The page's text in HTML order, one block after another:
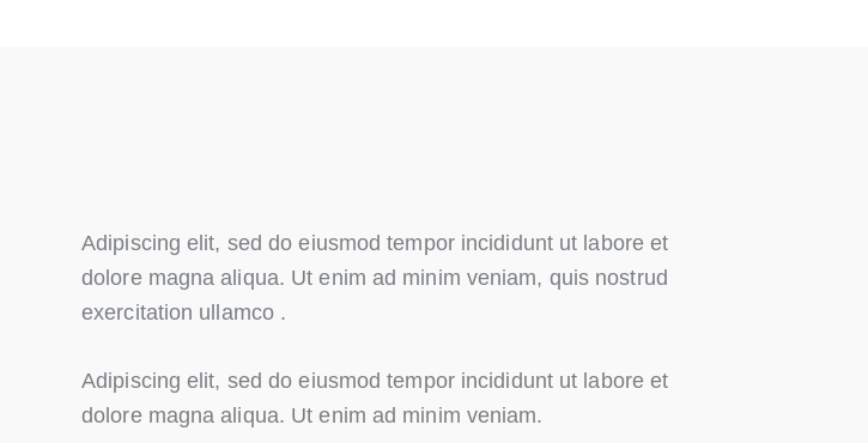
Adipiscing elit, sed do eiusmod tempor incididunt ut labore et
dolore magna aliqua. Ut enim ad minim veniam, quis nostrud
exercitation ullamco .
Adipiscing elit, sed do eiusmod tempor incididunt ut labore et
dolore magna aliqua. Ut enim ad minim veniam.